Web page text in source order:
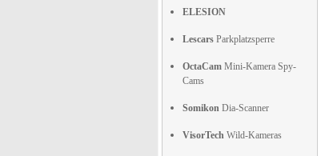
ELESION
Lescars Parkplatzsperre
OctaCam Mini-Kamera Spy-
Cams
Somikon Dia-Scanner
VisorTech Wild-Kameras